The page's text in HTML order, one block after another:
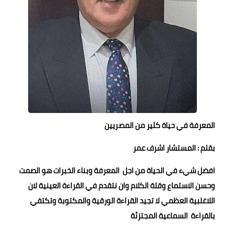
حوادث وقضايا
خدمات
الصحه والجمال
فن المطبخ
مقالات
المعرفة في حياة كثير من المصريين
بقلم : المستشار اشرف عمر
افضل شيء في الحياة من اجل المعرفة وبناء الخبرات هو الصمت
وحسن الاستماع وقلة الكلام وان نتقدم في القراءة العينية لان
اللاغلبية العظمي لا تجيد القراءة الورقية والمكتوبة وتكتفي
بالقراءة السماعية المجتزئة